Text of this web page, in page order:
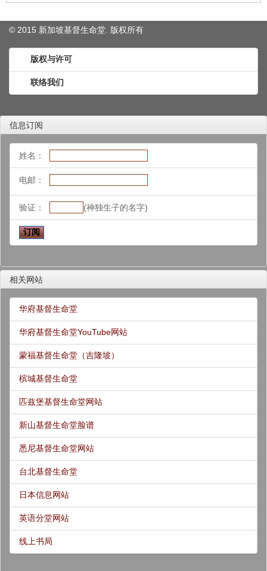
© 2015 新加坡基督生命堂. 版权所有
版权与许可
联络我们
信息订阅
姓名：
电邮：
验证： (神独生子的名字)
相关网站
华府基督生命堂
华府基督生命堂YouTube网站
蒙福基督生命堂（吉隆坡）
槟城基督生命堂
匹兹堡基督生命堂网站
新山基督生命堂脸谱
悉尼基督生命堂网站
台北基督生命堂
日本信息网站
英语分堂网站
线上书局